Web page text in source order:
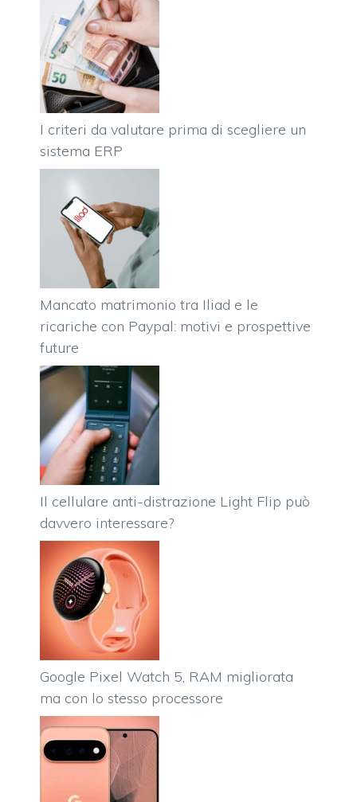
I criteri da valutare prima di scegliere un
sistema ERP
Mancato matrimonio tra Iliad e le
ricariche con Paypal: motivi e prospettive
future
Il cellulare anti-distrazione Light Flip può
davvero interessare?
Google Pixel Watch 5, RAM migliorata
ma con lo stesso processore